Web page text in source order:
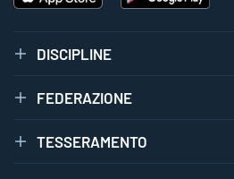
DISCIPLINE
FEDERAZIONE
TESSERAMENTO